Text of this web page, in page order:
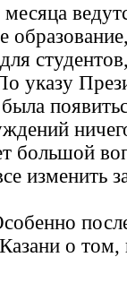
указу
большой
изменить
о том,